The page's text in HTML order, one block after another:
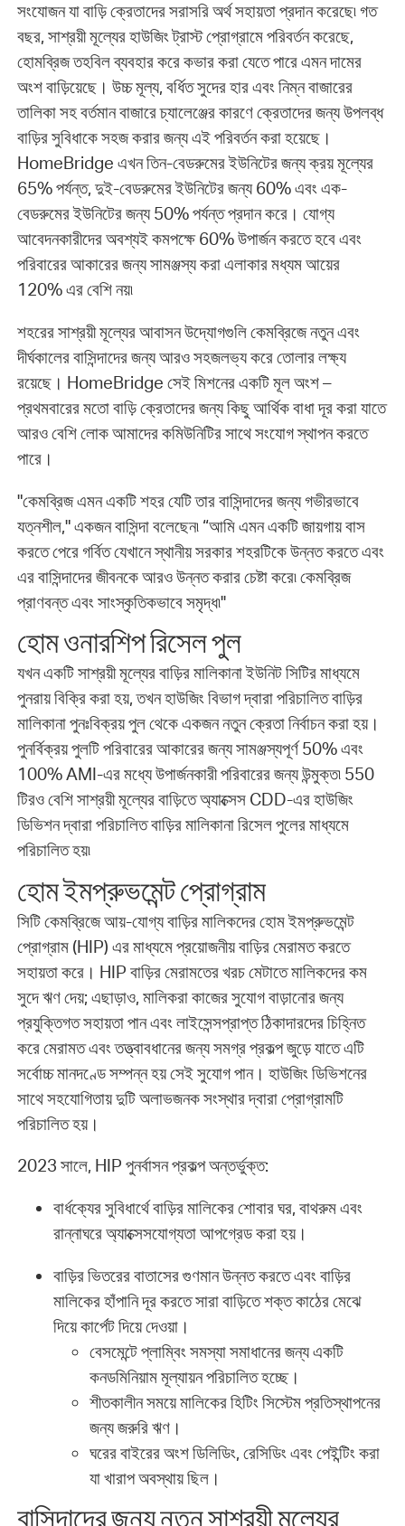
সংযোজন যা বাড়ি ক্রেতাদের সরাসরি অর্থ সহায়তা প্রদান করেছে৷ গত
বছর, সাশ্রয়ী মূল্যের হাউজিং ট্রাস্ট প্রোগ্রামে পরিবর্তন করেছে,
হোমব্রিজ তহবিল ব্যবহার করে কভার করা যেতে পারে এমন দামের
অংশ বাড়িয়েছে। উচ্চ মূল্য, বর্ধিত সুদের হার এবং নিম্ন বাজারের
তালিকা সহ বর্তমান বাজারে চ্যালেঞ্জের কারণে ক্রেতাদের জন্য উপলব্ধ
বাড়ির সুবিধাকে সহজ করার জন্য এই পরিবর্তন করা হয়েছে।
HomeBridge এখন তিন-বেডরুমের ইউনিটের জন্য ক্রয় মূল্যের
65% পর্যন্ত, দুই-বেডরুমের ইউনিটের জন্য 60% এবং এক-
বেডরুমের ইউনিটের জন্য 50% পর্যন্ত প্রদান করে। যোগ্য
আবেদনকারীদের অবশ্যই কমপক্ষে 60% উপার্জন করতে হবে এবং
পরিবারের আকারের জন্য সামঞ্জস্য করা এলাকার মধ্যম আয়ের
120% এর বেশি নয়৷
শহরের সাশ্রয়ী মূল্যের আবাসন উদ্যোগগুলি কেমব্রিজে নতুন এবং
দীর্ঘকালের বাসিন্দাদের জন্য আরও সহজলভ্য করে তোলার লক্ষ্য
রয়েছে। HomeBridge সেই মিশনের একটি মূল অংশ –
প্রথমবারের মতো বাড়ি ক্রেতাদের জন্য কিছু আর্থিক বাধা দূর করা যাতে
আরও বেশি লোক আমাদের কমিউনিটির সাথে সংযোগ স্থাপন করতে
পারে।
"কেমব্রিজ এমন একটি শহর যেটি তার বাসিন্দাদের জন্য গভীরভাবে
যত্নশীল," একজন বাসিন্দা বলেছেন৷ “আমি এমন একটি জায়গায় বাস
করতে পেরে গর্বিত যেখানে স্থানীয় সরকার শহরটিকে উন্নত করতে এবং
এর বাসিন্দাদের জীবনকে আরও উন্নত করার চেষ্টা করে৷ কেমব্রিজ
প্রাণবন্ত এবং সাংস্কৃতিকভাবে সমৃদ্ধ৷''
হোম ওনারশিপ রিসেল পুল
যখন একটি সাশ্রয়ী মূল্যের বাড়ির মালিকানা ইউনিট সিটির মাধ্যমে
পুনরায় বিক্রি করা হয়, তখন হাউজিং বিভাগ দ্বারা পরিচালিত বাড়ির
মালিকানা পুনঃবিক্রয় পুল থেকে একজন নতুন ক্রেতা নির্বাচন করা হয়।
পুনর্বিক্রয় পুলটি পরিবারের আকারের জন্য সামঞ্জস্যপূর্ণ 50% এবং
100% AMI-এর মধ্যে উপার্জনকারী পরিবারের জন্য উন্মুক্ত৷ 550
টিরও বেশি সাশ্রয়ী মূল্যের বাড়িতে অ্যাক্সেস CDD-এর হাউজিং
ডিভিশন দ্বারা পরিচালিত বাড়ির মালিকানা রিসেল পুলের মাধ্যমে
পরিচালিত হয়৷
হোম ইমপ্রুভমেন্ট প্রোগ্রাম
সিটি কেমব্রিজে আয়-যোগ্য বাড়ির মালিকদের হোম ইমপ্রুভমেন্ট
প্রোগ্রাম (HIP) এর মাধ্যমে প্রয়োজনীয় বাড়ির মেরামত করতে
সহায়তা করে। HIP বাড়ির মেরামতের খরচ মেটাতে মালিকদের কম
সুদে ঋণ দেয়; এছাড়াও, মালিকরা কাজের সুযোগ বাড়ানোর জন্য
প্রযুক্তিগত সহায়তা পান এবং লাইসেন্সপ্রাপ্ত ঠিকাদারদের চিহ্নিত
করে মেরামত এবং তত্ত্বাবধানের জন্য সমগ্র প্রকল্প জুড়ে যাতে এটি
সর্বোচ্চ মানদণ্ডে সম্পন্ন হয় সেই সুযোগ পান। হাউজিং ডিভিশনের
সাথে সহযোগিতায় দুটি অলাভজনক সংস্থার দ্বারা প্রোগ্রামটি
পরিচালিত হয়।
2023 সালে, HIP পুনর্বাসন প্রকল্প অন্তর্ভুক্ত:
বার্ধক্যের সুবিধার্থে বাড়ির মালিকের শোবার ঘর, বাথরুম এবং
রান্নাঘরে অ্যাক্সেসযোগ্যতা আপগ্রেড করা হয়।
বাড়ির ভিতরের বাতাসের গুণমান উন্নত করতে এবং বাড়ির
মালিকের হাঁপানি দূর করতে সারা বাড়িতে শক্ত কাঠের মেঝে
দিয়ে কার্পেট দিয়ে দেওয়া।
বেসমেন্টে প্লাম্বিং সমস্যা সমাধানের জন্য একটি
কনডমিনিয়াম মূল্যায়ন পরিচালিত হচ্ছে।
শীতকালীন সময়ে মালিকের হিটিং সিস্টেম প্রতিস্থাপনের
জন্য জরুরি ঋণ।
ঘরের বাইরের অংশ ডিলিডিং, রেসিডিং এবং পেইন্টিং করা
যা খারাপ অবস্থায় ছিল।